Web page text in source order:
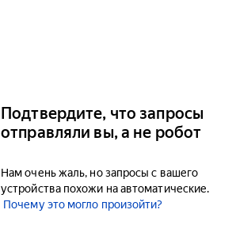
Подтвердите, что запросы
отправляли вы, а не робот
Нам очень жаль, но запросы с вашего
устройства похожи на автоматические.
Почему это могло произойти?